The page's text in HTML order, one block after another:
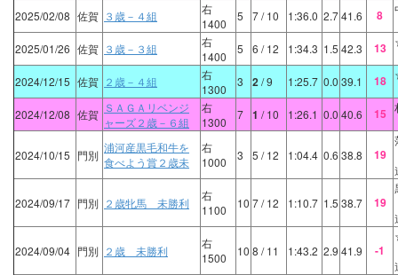
2025/02/08 佐賀 ３歳－４組
右
1400
5 7/ 10 1:36.0 2.741.6 8
2025/01/26 佐賀 ３歳－３組
右
1400
5 6 / 12 1:34.3 1.5 42.3 13
2024/12/15 佐賀 ２歳－４組
右
1300
3 2/ 9 1:25.7 0.0 39.1 18
2024/12/08 佐賀 ＳＡＧＡリベンジ
ャーズ２歳－６組
右
1300
7 1 / 10 1:26.1 0.0 40.6 15
2024/10/15 門別
浦河産黒毛和牛を
食べよう賞２歳未
右
1000
3 5 / 12 1:04.4 0.6 38.8 19
2024/09/17 門別 ２歳牝馬 未勝利
右
1100
10 7/ 12 1:10.7 1.5 38.7 19
2024/09/04 門別 ２歳 未勝利
右
1500
10 8 / 11 1:43.2 2.9 41.9 -1